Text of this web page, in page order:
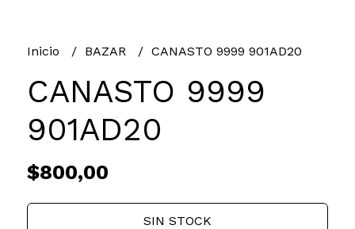
Inicio BAZAR CANASTO 9999 901AD20
CANASTO 9999
901AD20
$800,00
SIN STOCK